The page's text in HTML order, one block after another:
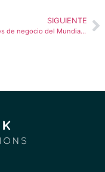
SIGUIENTE
Lecciones de negocio del Mundial 2026: cómo Panamá, Curazao y Haití se ganaron su lugar en el escenario más grande del mundo